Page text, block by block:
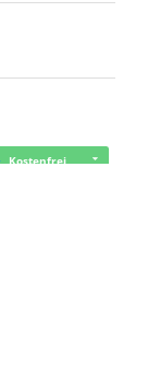
Kostenfrei